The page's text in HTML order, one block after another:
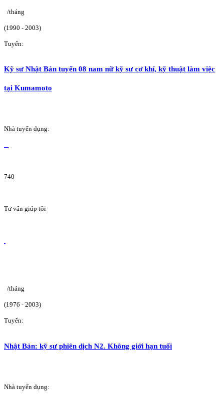
/tháng
(1990 - 2003)
Tuyển:
Kỹ sư Nhật Bản tuyển 08 nam nữ kỹ sư cơ khí, kỹ thuật làm việc
tại Kumamoto
Nhà tuyển dụng:
740
Tư vấn giúp tôi
/tháng
(1976 - 2003)
Tuyển:
Nhật Bản: kỹ sư phiên dịch N2. Không giới hạn tuổi
Nhà tuyển dụng: